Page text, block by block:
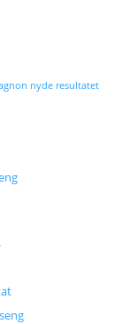
nyde resultatet